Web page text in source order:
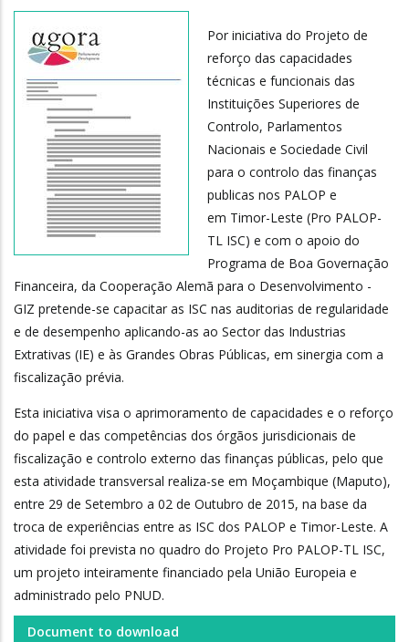
Por iniciativa do Projeto de
reforço das capacidades
técnicas e funcionais das
Instituições Superiores de
Controlo, Parlamentos
Nacionais e Sociedade Civil
para o controlo das finanças
publicas nos PALOP e
em Timor-Leste (Pro PALOP-
TL ISC) e com o apoio do
Programa de Boa Governação
Financeira, da Cooperação Alemã para o Desenvolvimento -
GIZ pretende-se capacitar as ISC nas auditorias de regularidade
e de desempenho aplicando-as ao Sector das Industrias
Extrativas (IE) e às Grandes Obras Públicas, em sinergia com a
fiscalização prévia.
Esta iniciativa visa o aprimoramento de capacidades e o reforço
do papel e das competências dos órgãos jurisdicionais de
fiscalização e controlo externo das finanças públicas, pelo que
esta atividade transversal realiza-se em Moçambique (Maputo),
entre 29 de Setembro a 02 de Outubro de 2015, na base da
troca de experiências entre as ISC dos PALOP e Timor-Leste. A
atividade foi prevista no quadro do Projeto Pro PALOP-TL ISC,
um projeto inteiramente financiado pela União Europeia e
administrado pelo PNUD.
Document to download